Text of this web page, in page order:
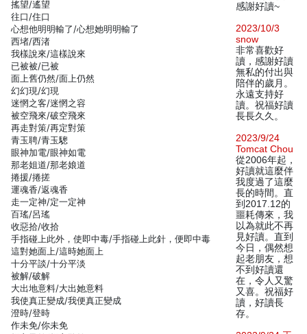
搖望/遙望
往口/住口
心想他明明輸了/心想她明明輸了
西堵/西渚
我樣說來/這樣說來
已被被/已被
面上舊仍然/面上仍然
幻幻現/幻現
迷惘之客/迷惘之容
被空飛來/破空飛來
再走對策/再定對策
青玉聘/青玉驄
眼神加電/眼神如電
那老姐道/那老娘道
捲援/捲搓
運魂香/返魂香
走一定神/定一定神
百瑤/呂瑤
收惡拾/收拾
手指碰上此外，使即中毒/手指碰上此針，便即中毒
這對她面上/這時她面上
十分平談/十分平淡
被解/破解
大出地意料/大出她意料
我使真正變成/我便真正變成
澄時/登時
作未免/你未免
感謝好讀~
2023/10/3
snow
非常喜歡好
讀，感謝好讀
無私的付出與
陪伴的歲月。
永遠支持好
讀。祝福好讀
長長久久。
2023/9/24
Tomcat Chou
從2006年起，
好讀就這麼伴
我度過了這麼
長的時間。直
到2017.12的
噩耗傳來，我
以為就此不再
見好讀。直到
今日，偶然想
起老朋友，想
不到好讀還
在，令人又驚
又喜。祝福好
讀，好讀長
存。